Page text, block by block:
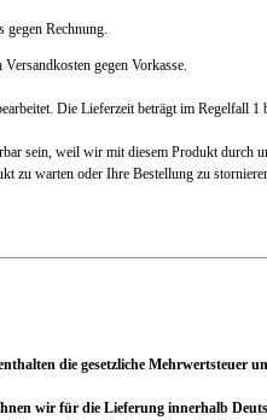
Rechnung.
gegen Vorkasse.
Die Lieferzeit beträgt im
sein, weil wir mit diesem Produkt
zu warten oder Ihre Bestellung zu
die gesetzliche Mehrwertsteuer
wir für die Lieferung innerhalb